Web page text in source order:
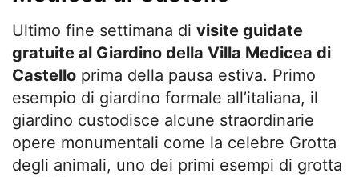
Ultimo fine settimana di visite guidate
gratuite al Giardino della Villa Medicea di
Castello prima della pausa estiva. Primo
esempio di giardino formale all’italiana, il
giardino custodisce alcune straordinarie
opere monumentali come la celebre Grotta
degli animali, uno dei primi esempi di grotta